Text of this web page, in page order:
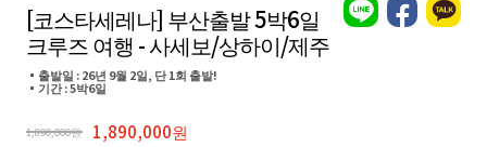
[코스타세레나] 부산출발 5박6일
크루즈 여행 - 사세보/상하이/제주
▪️출발일 : 26년 9월 2일, 단 1회 출발!
▪️기간 : 5박6일
1,890,000원 1,890,000원